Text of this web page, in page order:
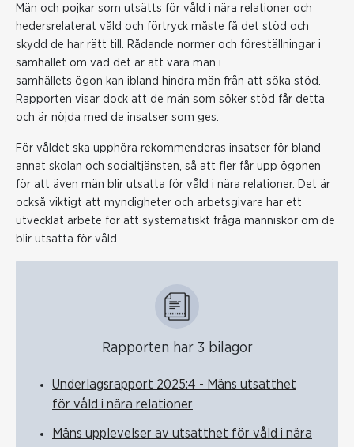
Män och pojkar som utsätts för våld i nära relationer och
hedersrelaterat våld och förtryck måste få det stöd och
skydd de har rätt till. Rådande normer och föreställningar i
samhället om vad det är att vara man i
samhällets ögon kan ibland hindra män från att söka stöd.
Rapporten visar dock att de män som söker stöd får detta
och är nöjda med de insatser som ges.
För våldet ska upphöra rekommenderas insatser för bland
annat skolan och socialtjänsten, så att fler får upp ögonen
för att även män blir utsatta för våld i nära relationer. Det är
också viktigt att myndigheter och arbetsgivare har ett
utvecklat arbete för att systematiskt fråga människor om de
blir utsatta för våld.
Rapporten har 3 bilagor
Underlagsrapport 2025:4 - Mäns utsatthet
för våld i nära relationer
Mäns upplevelser av utsatthet för våld i nära